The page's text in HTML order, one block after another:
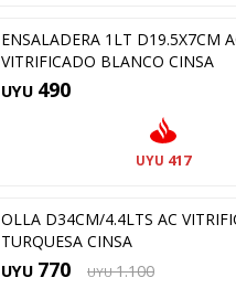
ENSALADERA 1LT D19.5X7CM
VITRIFICADO BLANCO CINSA
UYU 490
UYU 417
OLLA D34CM/4.4LTS AC
TURQUESA CINSA
UYU 770 UYU 1.100